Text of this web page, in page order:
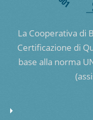
La Cooperativa di
Certificazione di
base alla norma